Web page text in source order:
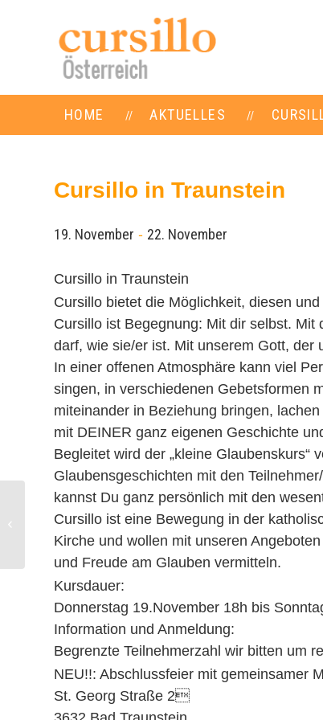
HOME AKTUELLES
Cursillo in Traunstein
19. November - 22. November
Cursillo in Traunstein
Cursillo bietet die Möglichkeit, diesen
Cursillo ist Begegnung: Mit dir selbst.
darf, wie sie/er ist. Mit unserem Gott, der
In einer offenen Atmosphäre kann viel
singen, in verschiedenen Gebetsformen
miteinander in Beziehung bringen,
mit DEINER ganz eigenen Geschichte
Begleitet wird der „kleine
Glaubensgeschichten mit den
kannst Du ganz persönlich mit den
Cursillo ist eine Bewegung in der
Kirche und wollen mit unseren
und Freude am Glauben vermitteln.
Kursdauer:
Donnerstag 19.November 18h bis
Information und Anmeldung:
Begrenzte Teilnehmerzahl wir bitten um
NEU!!: Abschlussfeier mit gemeinsamer
St. Georg Straße 2
Diözesanultreya